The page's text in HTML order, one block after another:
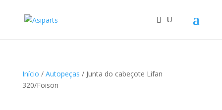
Início / Autopeças / Junta do cabeçote Lifan
320/Foison